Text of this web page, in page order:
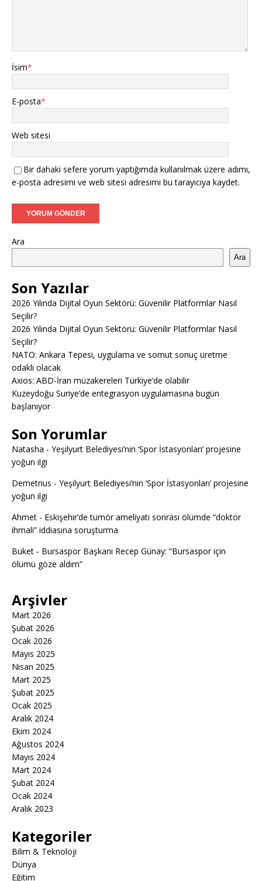
İsim*
E-posta*
Web sitesi
Bir dahaki sefere yorum yaptığımda kullanılmak üzere adımı,
e-posta adresimi ve web sitesi adresimi bu tarayıcıya kaydet.
Ara
Ara
Son Yazılar
2026 Yılında Dijital Oyun Sektörü: Güvenilir Platformlar Nasıl
Seçilir?
2026 Yılında Dijital Oyun Sektörü: Güvenilir Platformlar Nasıl
Seçilir?
NATO: Ankara Tepesi, uygulama ve somut sonuç üretme
odaklı olacak
Axios: ABD-İran müzakereleri Türkiye’de olabilir
Kuzeydoğu Suriye’de entegrasyon uygulamasına bugün
başlanıyor
Son Yorumlar
Natasha - Yeşilyurt Belediyesi’nin ‘Spor İstasyonları’ projesine
yoğun ilgi
Demetrius - Yeşilyurt Belediyesi’nin ‘Spor İstasyonları’ projesine
yoğun ilgi
Ahmet - Eskişehir’de tümör ameliyatı sonrası ölümde “doktor
ihmali” iddiasına soruşturma
Buket - Bursaspor Başkanı Recep Günay: “Bursaspor için
ölümü göze aldım”
Arşivler
Mart 2026
Şubat 2026
Ocak 2026
Mayıs 2025
Nisan 2025
Mart 2025
Şubat 2025
Ocak 2025
Aralık 2024
Ekim 2024
Ağustos 2024
Mayıs 2024
Mart 2024
Şubat 2024
Ocak 2024
Aralık 2023
Kategoriler
Bilim & Teknoloji
Dünya
Eğitim